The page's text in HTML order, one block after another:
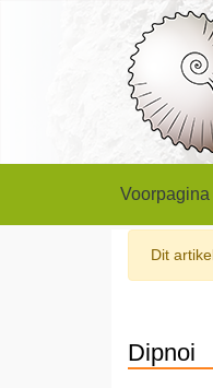
Voorpagina
Dit
Dipnoi